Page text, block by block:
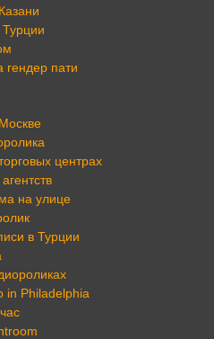
Турции
гендер пати
центрах
на улице
в Турции
in Philadelphia